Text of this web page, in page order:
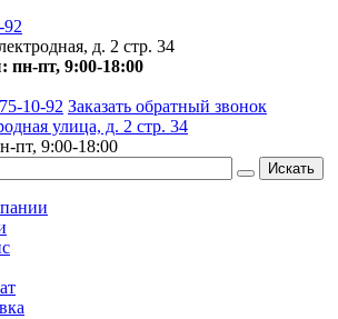
92
д. 2 стр. 34
пт, 9:00-18:00
10-92 Заказать обратный звонок
улица, д. 2 стр. 34
пт, 9:00-18:00
Искать